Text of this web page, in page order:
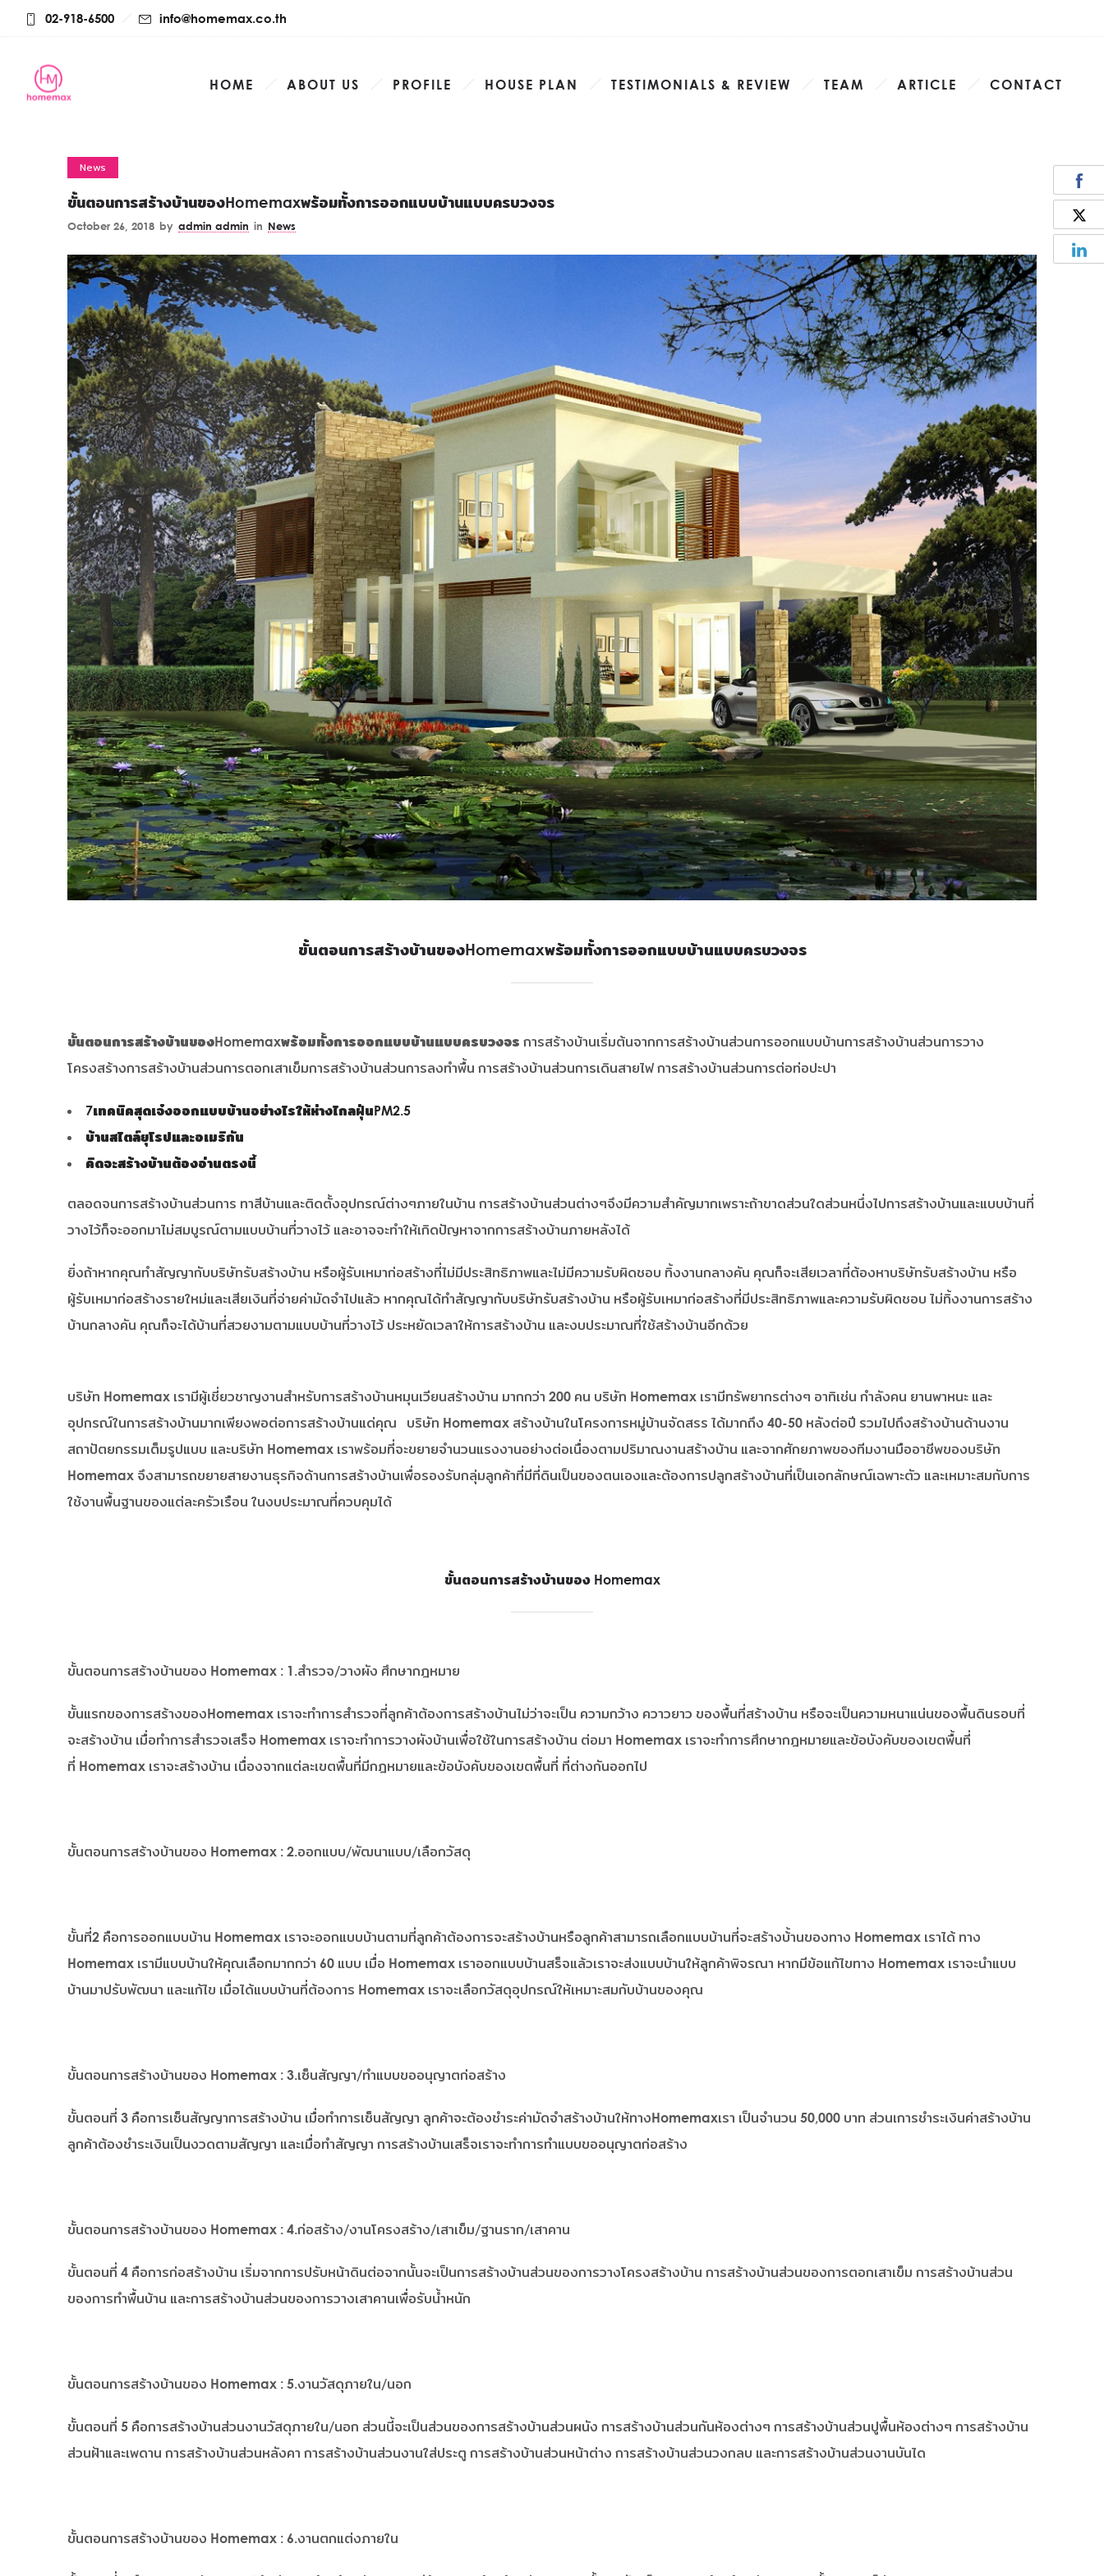
02-918-6500 info@homemax.co.th
HOME ABOUT US PROFILE HOUSE PLAN TESTIMONIALS & REVIEW TEAM ARTICLE CONTACT
News
ขั้นตอนการสร้างบ้านของHomemaxพร้อมทั้งการออกแบบบ้านแบบครบวงจร
October 26, 2018 by admin admin in News
ขั้นตอนการสร้างบ้านของHomemaxพร้อมทั้งการออกแบบบ้านแบบครบวงจร
ขั้นตอนการสร้างบ้านของHomemaxพร้อมทั้งการออกแบบบ้านแบบครบวงจร การสร้างบ้านเริ่มต้นจากการสร้างบ้านส่วนการออกแบบบ้านการสร้างบ้านส่วนการวาง
โครงสร้างการสร้างบ้านส่วนการตอกเสาเข็มการสร้างบ้านส่วนการลงทำพื้น การสร้างบ้านส่วนการเดินสายไฟ การสร้างบ้านส่วนการต่อท่อปะปา
7เทคนิคสุดเจ๋งออกแบบบ้านอย่างไรให้ห่างไกลฝุ่นPM2.5
บ้านสไตล์ยุโรปและอเมริกัน
คิดจะสร้างบ้านต้องอ่านตรงนี้
ตลอดจนการสร้างบ้านส่วนการ ทาสีบ้านและติดตั้งอุปกรณ์ต่างๆภายในบ้าน การสร้างบ้านส่วนต่างๆจึงมีความสำคัญมากเพราะถ้าขาดส่วนใดส่วนหนึ่งไปการสร้างบ้านและแบบบ้านที่
วางไว้ก็จะออกมาไม่สมบูรณ์ตามแบบบ้านที่วางไว้ และอาจจะทำให้เกิดปัญหาจากการสร้างบ้านภายหลังได้
ยิ่งถ้าหากคุณทำสัญญากับบริษัทรับสร้างบ้าน หรือผู้รับเหมาก่อสร้างที่ไม่มีประสิทธิภาพและไม่มีความรับผิดชอบ ทิ้งงานกลางคัน คุณก็จะเสียเวลาที่ต้องหาบริษัทรับสร้างบ้าน หรือ
ผู้รับเหมาก่อสร้างรายใหม่และเสียเงินที่จ่ายค่ามัดจำไปแล้ว หากคุณได้ทำสัญญากับบริษัทรับสร้างบ้าน หรือผู้รับเหมาก่อสร้างที่มีประสิทธิภาพและความรับผิดชอบ ไม่ทิ้งงานการสร้าง
บ้านกลางคัน คุณก็จะได้บ้านที่สวยงามตามแบบบ้านที่วางไว้ ประหยัดเวลาให้การสร้างบ้าน และงบประมาณที่ใช้สร้างบ้านอีกด้วย
บริษัท Homemax เรามีผู้เชี่ยวชาญงานสำหรับการสร้างบ้านหมุนเวียนสร้างบ้าน มากกว่า 200 คน บริษัท Homemax เรามีทรัพยากรต่างๆ อาทิเช่น กำลังคน ยานพาหนะ และ
อุปกรณ์ในการสร้างบ้านมากเพียงพอต่อการสร้างบ้านแด่คุณ บริษัท Homemax สร้างบ้านในโครงการหมู่บ้านจัดสรร ได้มากถึง 40-50 หลังต่อปี รวมไปถึงสร้างบ้านด้านงาน
สถาปัตยกรรมเต็มรูปแบบ และบริษัท Homemax เราพร้อมที่จะขยายจำนวนแรงงานอย่างต่อเนื่องตามปริมาณงานสร้างบ้าน และจากศักยภาพของทีมงานมืออาชีพของบริษัท
Homemax จึงสามารถขยายสายงานธุรกิจด้านการสร้างบ้านเพื่อรองรับกลุ่มลูกค้าที่มีที่ดินเป็นของตนเองและต้องการปลูกสร้างบ้านที่เป็นเอกลักษณ์เฉพาะตัว และเหมาะสมกับการ
ใช้งานพื้นฐานของแต่ละครัวเรือน ในงบประมาณที่ควบคุมได้
ขั้นตอนการสร้างบ้านของ Homemax
ขั้นตอนการสร้างบ้านของ Homemax : 1.สำรวจ/วางผัง ศึกษากฎหมาย
ขั้นแรกของการสร้างของHomemax เราจะทำการสำรวจที่ลูกค้าต้องการสร้างบ้านไม่ว่าจะเป็น ความกว้าง ควาวยาว ของพื้นที่สร้างบ้าน หรือจะเป็นความหนาแน่นของพื้นดินรอบที่
จะสร้างบ้าน เมื่อทำการสำรวจเสร็จ Homemax เราจะทำการวางผังบ้านเพื่อใช้ในการสร้างบ้าน ต่อมา Homemax เราจะทำการศึกษากฎหมายและข้อบังคับของเขตพื้นที่
ที่ Homemax เราจะสร้างบ้าน เนื่องจากแต่ละเขตพื้นที่มีกฎหมายและข้อบังคับของเขตพื้นที่ ที่ต่างกันออกไป
ขั้นตอนการสร้างบ้านของ Homemax : 2.ออกแบบ/พัฒนาแบบ/เลือกวัสดุ
ขั้นที่2 คือการออกแบบบ้าน Homemax เราจะออกแบบบ้านตามที่ลูกค้าต้องการจะสร้างบ้านหรือลูกค้าสามารถเลือกแบบบ้านที่จะสร้างบ้้านของทาง Homemax เราได้ ทาง
Homemax เรามีแบบบ้านให้คุณเลือกมากกว่า 60 แบบ เมื่อ Homemax เราออกแบบบ้านสร็จแล้วเราจะส่งแบบบ้านให้ลูกค้าพิจรณา หากมีข้อแก้ไขทาง Homemax เราจะนำแบบ
บ้านมาปรับพัฒนา และแก้ไข เมื่อได้แบบบ้านที่ต้องการ Homemax เราจะเลือกวัสดุอุปกรณ์ให้เหมาะสมกับบ้านของคุณ
ขั้นตอนการสร้างบ้านของ Homemax : 3.เซ็นสัญญา/ทำแบบขออนุญาตก่อสร้าง
ขั้นตอนที่ 3 คือการเซ็นสัญญาการสร้างบ้าน เมื่อทำการเซ็นสัญญา ลูกค้าจะต้องชำระค่ามัดจำสร้างบ้านให้ทางHomemaxเรา เป็นจำนวน 50,000 บาท ส่วนเการชำระเงินค่าสร้างบ้าน
ลูกค้าต้องชำระเงินเป็นงวดตามสัญญา และเมื่อทำสัญญา การสร้างบ้านเสร็จเราจะทำการทำแบบขออนุญาตก่อสร้าง
ขั้นตอนการสร้างบ้านของ Homemax : 4.ก่อสร้าง/งานโครงสร้าง/เสาเข็ม/ฐานราก/เสาคาน
ขั้นตอนที่ 4 คือการก่อสร้างบ้าน เริ่มจากการปรับหน้าดินต่อจากนั้นจะเป็นการสร้างบ้านส่วนของการวางโครงสร้างบ้าน การสร้างบ้านส่วนของการตอกเสาเข็ม การสร้างบ้านส่วน
ของการทำพื้นบ้าน และการสร้างบ้านส่วนของการวางเสาคานเพื่อรับน้ำหนัก
ขั้นตอนการสร้างบ้านของ Homemax : 5.งานวัสดุภายใน/นอก
ขั้นตอนที่ 5 คือการสร้างบ้านส่วนงานวัสดุภายใน/นอก ส่วนนี้จะเป็นส่วนของการสร้างบ้านส่วนผนัง การสร้างบ้านส่วนกันห้องต่างๆ การสร้างบ้านส่วนปูพื้นห้องต่างๆ การสร้างบ้าน
ส่วนฝ้าและเพดาน การสร้างบ้านส่วนหลังคา การสร้างบ้านส่วนงานใส่ประตู การสร้างบ้านส่วนหน้าต่าง การสร้างบ้านส่วนวงกลบ และการสร้างบ้านส่วนงานบันได
ขั้นตอนการสร้างบ้านของ Homemax : 6.งานตกแต่งภายใน